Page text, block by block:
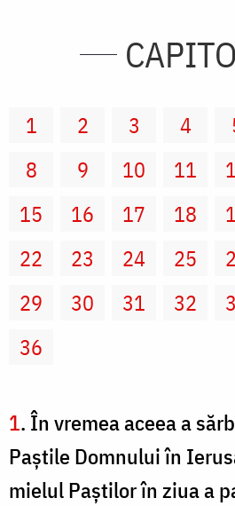
1 2 3 4
8
9 10 11
15
16 17 18
22
23 24 25
29
30 31 32
36
1. În vremea aceea a
Paştile Domnului în
mielul Paştilor în ziua a